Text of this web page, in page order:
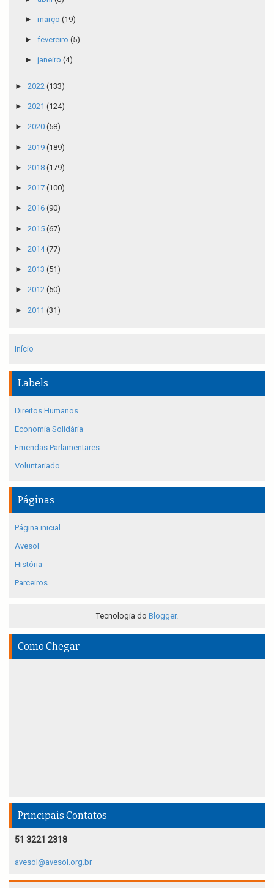
► março (19)
► fevereiro (5)
► janeiro (4)
► 2022 (133)
► 2021 (124)
► 2020 (58)
► 2019 (189)
► 2018 (179)
► 2017 (100)
► 2016 (90)
► 2015 (67)
► 2014(77)
► 2013 (51)
► 2012 (50)
► 2011 (31)
Início
Labels
Direitos Humanos
Economia Solidária
Emendas Parlamentares
Voluntariado
Páginas
Página inicial
Avesol
História
Parceiros
Tecnologia do Blogger.
Como Chegar
Principais Contatos
51 3221 2318
avesol@avesol.org.br